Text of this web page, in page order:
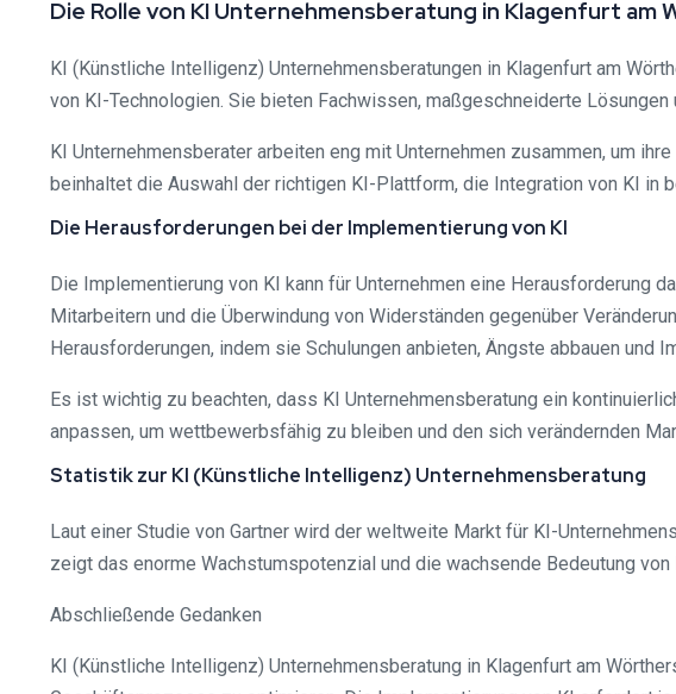
Die Rolle von KI Unternehmensberatung in Klagenfurt am
KI (Künstliche Intelligenz) Unternehmensberatungen in Klagenfurt am
von KI-Technologien. Sie bieten Fachwissen, maßgeschneiderte
KI Unternehmensberater arbeiten eng mit Unternehmen zusammen, um
beinhaltet die Auswahl der richtigen KI-Plattform, die Integration von KI in
Die Herausforderungen bei der Implementierung von KI
Die Implementierung von KI kann für Unternehmen eine Herausforderung
Mitarbeitern und die Überwindung von Widerständen gegenüber
Herausforderungen, indem sie Schulungen anbieten, Ängste abbauen und
Es ist wichtig zu beachten, dass KI Unternehmensberatung ein
anpassen, um wettbewerbsfähig zu bleiben und den sich verändernden
Statistik zur KI (Künstliche Intelligenz) Unternehmensberatung
Laut einer Studie von Gartner wird der weltweite Markt für KI-
zeigt das enorme Wachstumspotenzial und die wachsende Bedeutung
Abschließende Gedanken
KI (Künstliche Intelligenz) Unternehmensberatung in Klagenfurt am